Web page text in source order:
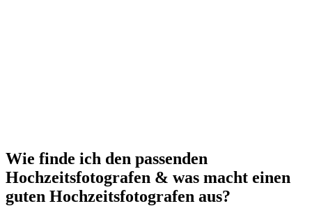
Wie finde ich den passenden
Hochzeitsfotografen & was macht einen
guten Hochzeitsfotografen aus?